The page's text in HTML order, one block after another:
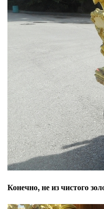
Конечно, не из чистого